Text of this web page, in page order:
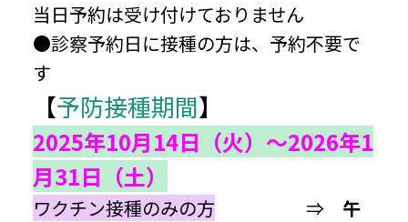
当日予約は受け付けておりません
●診察予約日に接種の方は、予約不要で
す
【予防接種期間】
2025年10月14日（火）～2026年1
月31日（土）
ワクチン接種のみの方 ⇒ 午